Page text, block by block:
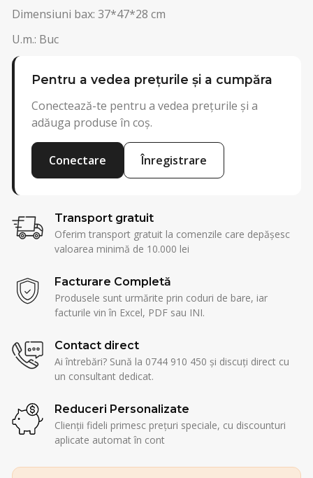
Dimensiuni bax: 37*47*28 cm
U.m.: Buc
Pentru a vedea prețurile și a cumpăra
Conectează-te pentru a vedea prețurile și a
adăuga produse în coș.
Conectare Înregistrare
Transport gratuit
Oferim transport gratuit la comenzile care depășesc
valoarea minimă de 10.000 lei
Facturare Completă
Produsele sunt urmărite prin coduri de bare, iar
facturile vin în Excel, PDF sau INI.
Contact direct
Ai întrebări? Sună la 0744 910 450 și discuți direct cu
un consultant dedicat.
Reduceri Personalizate
Clienții fideli primesc prețuri speciale, cu discounturi
aplicate automat în cont